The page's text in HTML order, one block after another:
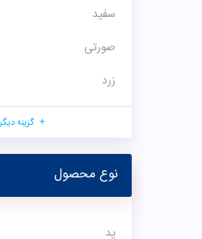
سفید
صورتی
زرد
گزینه
نوع محصول
پد